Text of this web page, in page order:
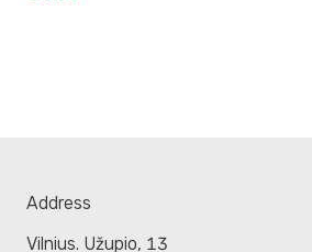
Address
Vilnius. Užupio, 13